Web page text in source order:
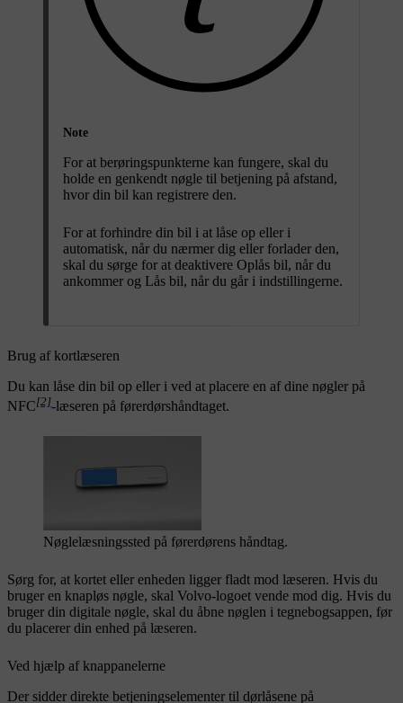
Note
For at berøringspunkterne kan fungere, skal du
holde en genkendt nøgle til betjening på afstand,
hvor din bil kan registrere den.
For at forhindre din bil i at låse op eller i
automatisk, når du nærmer dig eller forlader den,
skal du sørge for at deaktivere Oplås bil, når du
ankommer og Lås bil, når du går i indstillingerne.
Brug af kortlæseren
Du kan låse din bil op eller i ved at placere en af dine nøgler på
NFC[2]-læseren på førerdørshåndtaget.
Nøglelæsningssted på førerdørens håndtag.
Sørg for, at kortet eller enheden ligger fladt mod læseren. Hvis du
bruger en knapløs nøgle, skal Volvo-logoet vende mod dig. Hvis du
bruger din digitale nøgle, skal du åbne nøglen i tegnebogsappen, før
du placerer din enhed på læseren.
Ved hjælp af knappanelerne
Der sidder direkte betjeningselementer til dørlåsene på